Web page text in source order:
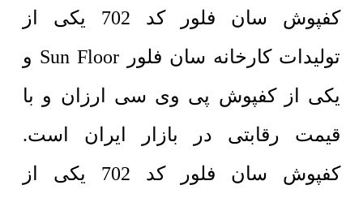
کفپوش سان فلور کد 702 یکی از
تولیدات کارخانه سان فلور Sun Floor و
یکی از کفپوش پی وی سی ارزان و با
قیمت رقابتی در بازار ایران است.
کفپوش سان فلور کد 702 یکی از